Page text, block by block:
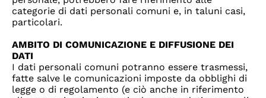
categorie di dati personali comuni e, in taluni casi,
particolari.
AMBITO DI COMUNICAZIONE E DIFFUSIONE DEI
DATI
I dati personali comuni potranno essere trasmessi,
fatte salve le comunicazioni imposte da obblighi di
legge o di regolamento (e ciò anche in riferimento